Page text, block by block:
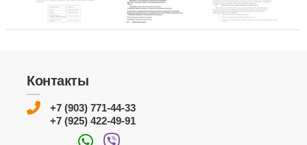
Контакты
+7 (903) 771-44-33
+7 (925) 422-49-91